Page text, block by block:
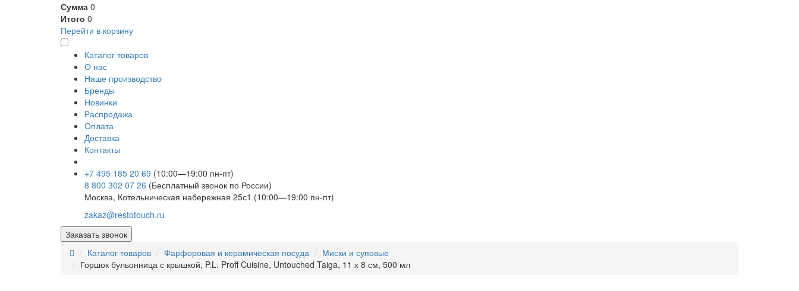
Сумма 0
Итого 0
Перейти в корзину
Каталог товаров
О нас
Наше производство
Бренды
Новинки
Распродажа
Оплата
Доставка
Контакты
+7 495 185 20 69 (10:00—19:00 пн-пт)
8 800 302 07 26 (Бесплатный звонок по России)
Москва, Котельническая набережная 25с1 (10:00—19:00 пн-пт)
zakaz@restotouch.ru
Заказать звонок
Каталог товаров
Фарфоровая и керамическая посуда
Миски и суповые
Горшок бульонница с крышкой, P.L. Proff Cuisine, Untouched Taiga, 11 х 8 см, 500 мл